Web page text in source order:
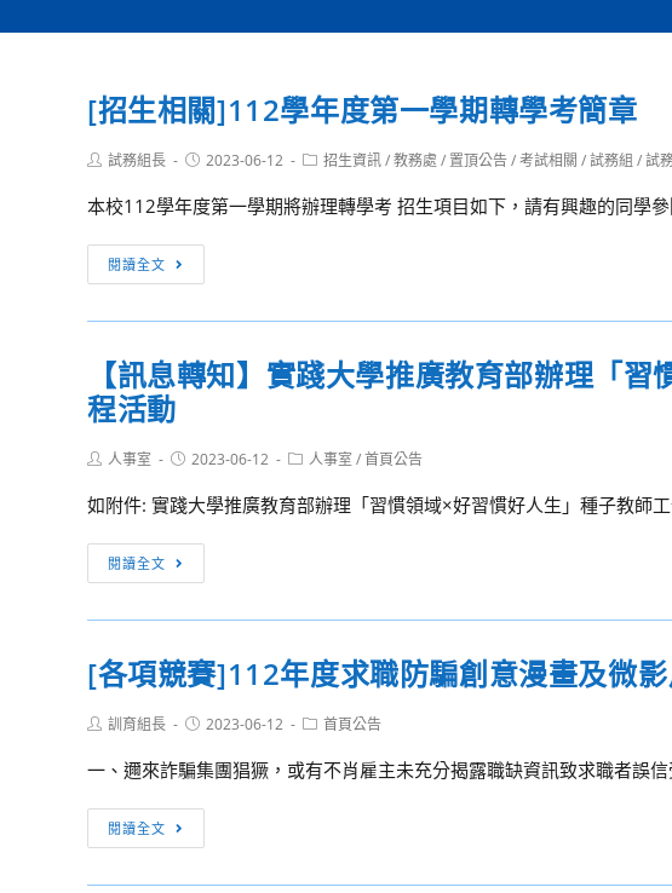
[招生相關]112學年度第一學期轉學考簡章
Post試務組長
Post2023-06-12
Post招生資訊/教務處 / 置頂公告/考試相關 /試務組 /試
本校112學年度第一學期將辦理轉學考 招生項目如下，請有興趣的同學
閱讀全文
生
相
學
第
一
學
期
轉
簡
章
【訊息轉知】實踐大學推廣教育部辦理「
程活動
Post人事室
Post2023-06-12
Post人事室 /首頁公告
如附件: 實踐大學推廣教育部辦理「習慣領域×好習慣好人生」種子教師
閱讀全文
息
轉
實
大
學
教
[各項競賽]112年度求職防騙創意漫畫及微
Post訓育組長
Post2023-06-12
Post首頁公告
一、邇來詐騙集團猖獗，或有不肖雇主未充分揭露職缺資訊致求職者誤
閱讀全文
項
競